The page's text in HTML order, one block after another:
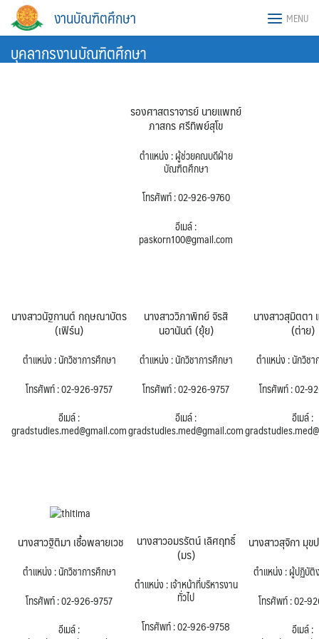
Skip
งานบัณฑิตศึกษา MENU
บุคลากรงานบัณฑิตศึกษา
รองศาสตราจารย์ นายแพทย์
ภาสกร ศรีทิพย์สุโข
ตำแหน่ง : ผู้ช่วยคณบดีฝ่าย
บัณฑิตศึกษา
โทรศัพท์ : 02-926-9760
อีเมล์ :
paskorn100@gmail.com
นางสาวนัฐกานต์ กฤษณาบัตร
(เฟิร์น)
ตำแหน่ง : นักวิชาการศึกษา
โทรศัพท์ : 02-926-9757
อีเมล์ :
gradstudies.med@gmail.com
นางสาววิภาพิทย์ จิรสิ
นอานันต์ (ยุ้ย)
ตำแหน่ง : นักวิชาการศึกษา
โทรศัพท์ : 02-926-9757
อีเมล์ :
gradstudies.med@gmail.com
นางสาวสุมิตตา
(ต่าย)
ตำแหน่ง : นักวิช
โทรศัพท์ : 02-
อีเมล์ :
นางสาวฐิติมา เชื้อพลายเวช
ตำแหน่ง : นักวิชาการศึกษา
โทรศัพท์ : 02-926-9757
อีเมล์ :
นางสาวอมรรัตน์ เลิศฤทธิ์
(มร)
ตำแหน่ง : เจ้าหน้าที่บริหารงาน
ทั่วไป
โทรศัพท์ : 02-926-9758
นางสาวสุจิกา มุข
ตำแหน่ง : ผู้ปฏิบัติ
โทรศัพท์ : 02-
อีเมล์ :